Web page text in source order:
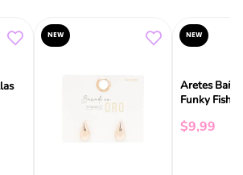
NEW NEW
Aretes
Funky Fish
$9,99